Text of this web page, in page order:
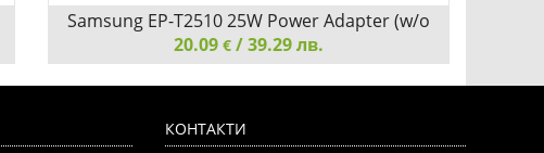
Samsung EP-T2510 25W Power Adapter (w/o
cable) Black
20.09 € / 39.29 лв.
КОНТАКТИ